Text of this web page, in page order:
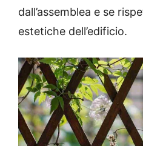
dall’assemblea e se
estetiche dell’edificio.